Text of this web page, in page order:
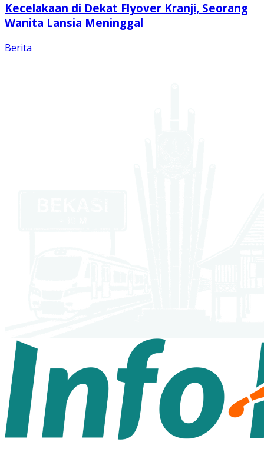
Kecelakaan di Dekat Flyover Kranji, Seorang
Wanita Lansia Meninggal
Berita